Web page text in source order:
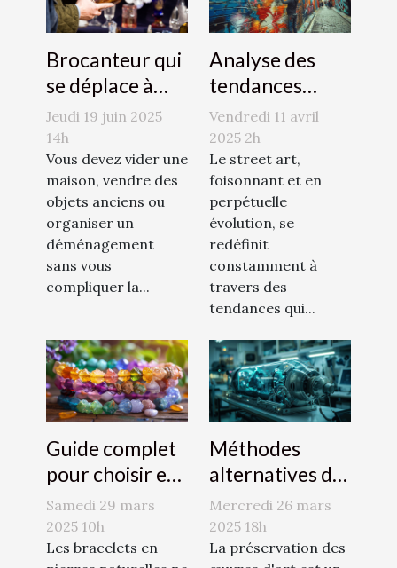
Brocanteur qui
se déplace à
domicile : Jessy
Jeulin, le bon
contact à avoir
!
Jeudi 19 juin 2025
14h
Vous devez vider une
maison, vendre des
objets anciens ou
organiser un
déménagement
sans vous
compliquer la...
Analyse des
tendances
émergentes
dans le street
art en 2023
Vendredi 11 avril
2025 2h
Le street art,
foisonnant et en
perpétuelle
évolution, se
redéfinit
constamment à
travers des
tendances qui...
Guide complet
pour choisir et
entretenir des
bracelets en
pierres
Samedi 29 mars
2025 10h
Les bracelets en
Méthodes
alternatives de
conservation
de l'art
décryptage des
Mercredi 26 mars
2025 18h
La préservation des